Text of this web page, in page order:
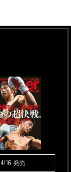
4/16 発売